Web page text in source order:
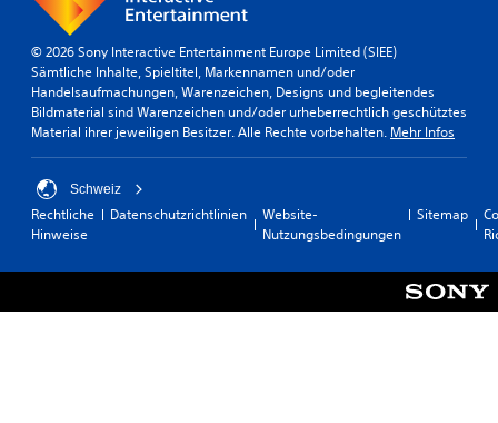
© 2026 Sony Interactive Entertainment Europe Limited (SIEE)
Sämtliche Inhalte, Spieltitel, Markennamen und/oder
Handelsaufmachungen, Warenzeichen, Designs und begleitendes
Bildmaterial sind Warenzeichen und/oder urheberrechtlich geschütztes
Material ihrer jeweiligen Besitzer. Alle Rechte vorbehalten. Mehr Infos
Schweiz
Rechtliche
Hinweise
Datenschutzrichtlinien
Website-
Nutzungsbedingungen
Sitemap